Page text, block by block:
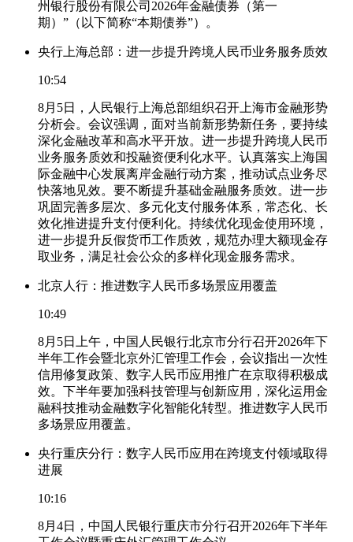
州银行股份有限公司2026年金融债券（第一
期）”（以下简称“本期债券”）。
央行上海总部：进一步提升跨境人民币业务服务质效
10:54
8月5日，人民银行上海总部组织召开上海市金融形势
分析会。会议强调，面对当前新形势新任务，要持续
深化金融改革和高水平开放。进一步提升跨境人民币
业务服务质效和投融资便利化水平。认真落实上海国
际金融中心发展离岸金融行动方案，推动试点业务尽
快落地见效。要不断提升基础金融服务质效。进一步
巩固完善多层次、多元化支付服务体系，常态化、长
效化推进提升支付便利化。持续优化现金使用环境，
进一步提升反假货币工作质效，规范办理大额现金存
取业务，满足社会公众的多样化现金服务需求。
北京人行：推进数字人民币多场景应用覆盖
10:49
8月5日上午，中国人民银行北京市分行召开2026年下
半年工作会暨北京外汇管理工作会，会议指出一次性
信用修复政策、数字人民币应用推广在京取得积极成
效。下半年要加强科技管理与创新应用，深化运用金
融科技推动金融数字化智能化转型。推进数字人民币
多场景应用覆盖。
央行重庆分行：数字人民币应用在跨境支付领域取得
进展
10:16
8月4日，中国人民银行重庆市分行召开2026年下半年